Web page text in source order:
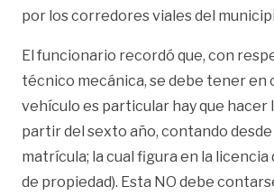
por los corredores viales del
El funcionario recordó que, con
técnico mecánica, se debe tener en
vehículo es particular hay que hacer
partir del sexto año, contando desde
matrícula; la cual figura en la
de propiedad). Esta NO debe